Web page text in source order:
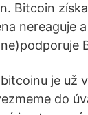
Bitcoin
nereaguje
je už
do